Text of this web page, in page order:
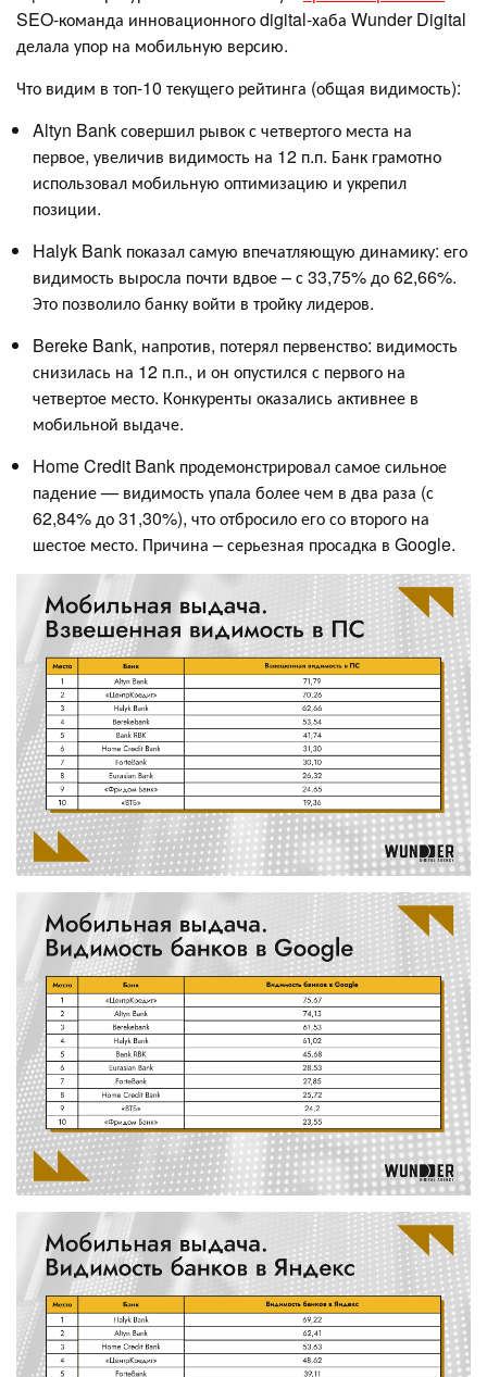
SEO-команда инновационного digital-хаба Wunder Digital
делала упор на мобильную версию.
Что видим в топ-10 текущего рейтинга (общая видимость):
Altyn Bank совершил рывок с четвертого места на
первое, увеличив видимость на 12 п.п. Банк грамотно
использовал мобильную оптимизацию и укрепил
позиции.
Halyk Bank показал самую впечатляющую динамику: его
видимость выросла почти вдвое – с 33,75% до 62,66%.
Это позволило банку войти в тройку лидеров.
Bereke Bank, напротив, потерял первенство: видимость
снизилась на 12 п.п., и он опустился с первого на
четвертое место. Конкуренты оказались активнее в
мобильной выдаче.
Home Credit Bank продемонстрировал самое сильное
падение — видимость упала более чем в два раза (с
62,84% до 31,30%), что отбросило его со второго на
шестое место. Причина – серьезная просадка в Google.